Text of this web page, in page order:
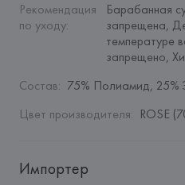
Рекомендация
по уходу:
Барабанная
запрещена,
температуре
запрещено,
Состав: 75% Полиамид, 25%
Цвет производителя: ROSE
Импортер